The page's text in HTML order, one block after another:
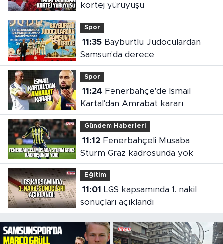
kortej yürüyüşü
Spor
11:35Bayburtlu Judoculardan
Samsun'da derece
Spor
11:24
Kartal'dan Amrabat kararı
Gündem Haberleri
11:12Fenerbahçeli Musaba
Sturm Graz kadrosunda yok
Eğitim
11:01
sonuçları açıklandı